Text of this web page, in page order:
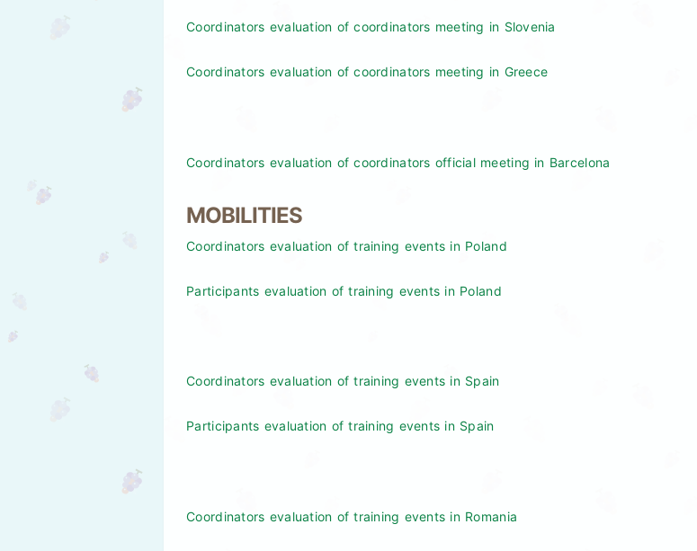
Coordinators evaluation of coordinators meeting in Slovenia
Coordinators evaluation of coordinators meeting in Greece
Coordinators evaluation of coordinators official meeting in Barcelona
MOBILITIES
Coordinators evaluation of training events in Poland
Participants evaluation of training events in Poland
Coordinators evaluation of training events in Spain
Participants evaluation of training events in Spain
Coordinators evaluation of training events in Romania